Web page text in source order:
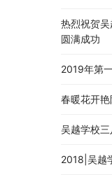
热烈祝贺
圆满成功
2019年第
春暖花开
吴越学校
2018|吴越